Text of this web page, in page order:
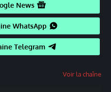
News
WhatsApp
Telegram
Voir la chaîne